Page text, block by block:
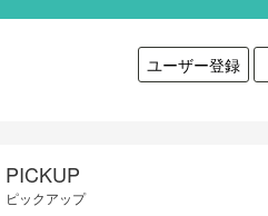
ユーザー登録
PICKUP
ピックアップ